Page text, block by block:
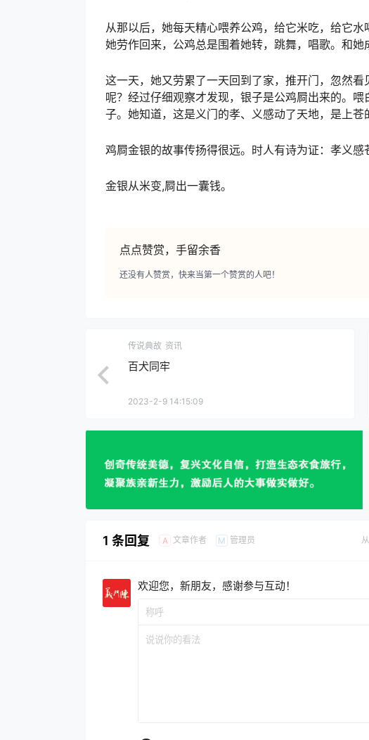
从那以后，她每天精心喂养公鸡，给它米吃，给它
她劳作回来，公鸡总是围着她转，跳舞，唱歌。和她
这一天，她又劳累了一天回到了家，推开门，忽然
呢？经过仔细观察才发现，银子是公鸡屙出来的。
子。她知道，这是义门的孝、义感动了天地，是上苍
鸡屙金银的故事传扬得很远。时人有诗为证：孝义感
金银从米变,屙出一囊钱。
点点赞赏，手留余香
还没有人赞赏，快来当第一个赞赏的人吧！
传说典故 资讯
百犬同牢
2023-2-9 14:15:09
1 条回复 A 文章作者 M 管理员
欢迎您，新朋友，感谢参与互动！